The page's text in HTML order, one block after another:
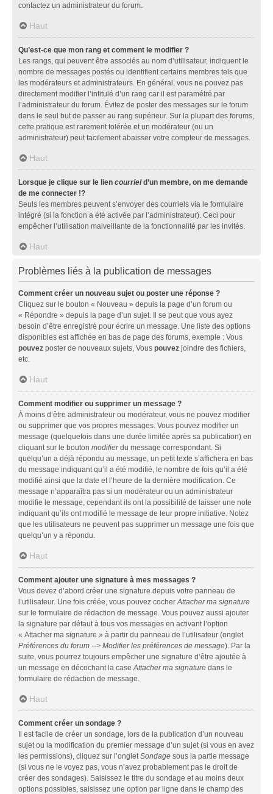
contactez un administrateur du forum.
Haut
Qu’est-ce que mon rang et comment le modifier ?
Les rangs, qui peuvent être associés au nom d’utilisateur, indiquent le
nombre de messages postés ou identifient certains membres tels que
les modérateurs et administrateurs. En général, vous ne pouvez pas
directement modifier l’intitulé d’un rang car il est paramétré par
l’administrateur du forum. Évitez de poster des messages sur le forum
dans le seul but de passer au rang supérieur. Sur la plupart des forums,
cette pratique est rarement tolérée et un modérateur (ou un
administrateur) peut facilement abaisser votre compteur de messages.
Haut
Lorsque je clique sur le lien courrield’un membre, on me demande
de me connecter !?
Seuls les membres peuvent s’envoyer des courriels via le formulaire
intégré (si la fonction a été activée par l’administrateur). Ceci pour
empêcher l’utilisation malveillante de la fonctionnalité par les invités.
Haut
Problèmes liés à la publication de messages
Comment créer un nouveau sujet ou poster une réponse ?
Cliquez sur le bouton « Nouveau » depuis la page d’un forum ou
« Répondre » depuis la page d’un sujet. Il se peut que vous ayez
besoin d’être enregistré pour écrire un message. Une liste des options
disponibles est affichée en bas de page des forums, exemple : Vous
pouvez poster de nouveaux sujets, Vous pouvez joindre des fichiers,
etc.
Haut
Comment modifier ou supprimer un message ?
À moins d’être administrateur ou modérateur, vous ne pouvez modifier
ou supprimer que vos propres messages. Vous pouvez modifier un
message (quelquefois dans une durée limitée après sa publication) en
cliquant sur le bouton modifierdu message correspondant. Si
quelqu’un a déjà répondu au message, un petit texte s’affichera en bas
du message indiquant qu’il a été modifié, le nombre de fois qu’il a été
modifié ainsi que la date et l’heure de la dernière modification. Ce
message n’apparaîtra pas si un modérateur ou un administrateur
modifie le message, cependant ils ont la possibilité de laisser une note
indiquant qu’ils ont modifié le message de leur propre initiative. Notez
que les utilisateurs ne peuvent pas supprimer un message une fois que
quelqu’un y a répondu.
Haut
Comment ajouter une signature à mes messages ?
Vous devez d’abord créer une signature depuis votre panneau de
l’utilisateur. Une fois créée, vous pouvez cocherAttacher ma signature
sur le formulaire de rédaction de message. Vous pouvez aussi ajouter
la signature par défaut à tous vos messages en activant l’option
« Attacher ma signature » à partir du panneau de l’utilisateur (onglet
Préférences du forum --> Modifier les préférences de message). Par la
suite, vous pourrez toujours empêcher une signature d’être ajoutée à
un message en décochant la caseAttacher ma signature dans le
formulaire de rédaction de message.
Haut
Comment créer un sondage ?
Il est facile de créer un sondage, lors de la publication d’un nouveau
sujet ou la modification du premier message d’un sujet (si vous en avez
les permissions), cliquez sur l’ongletSondage sous la partie message
(si vous ne le voyez pas, vous n’avez probablement pas le droit de
créer des sondages). Saisissez le titre du sondage et au moins deux
options possibles, saisissez une option par ligne dans le champ des